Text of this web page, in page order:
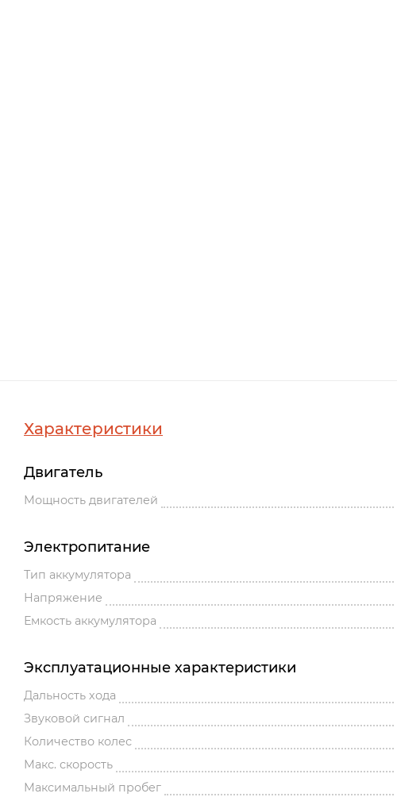
Характеристики
Двигатель
Мощность двигателей
Электропитание
Тип аккумулятора
Напряжение
Емкость аккумулятора
Эксплуатационные характеристики
Дальность хода
Звуковой сигнал
Количество колес
Макс. скорость
Максимальный пробег